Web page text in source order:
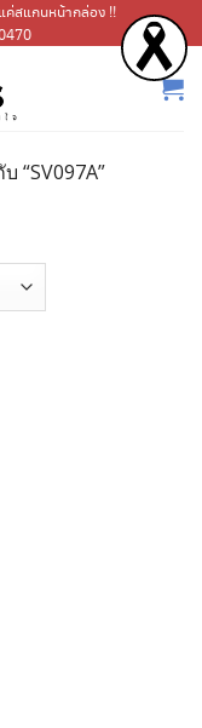
ค่สแกนหน้ากล่อง !!
“SV097A”